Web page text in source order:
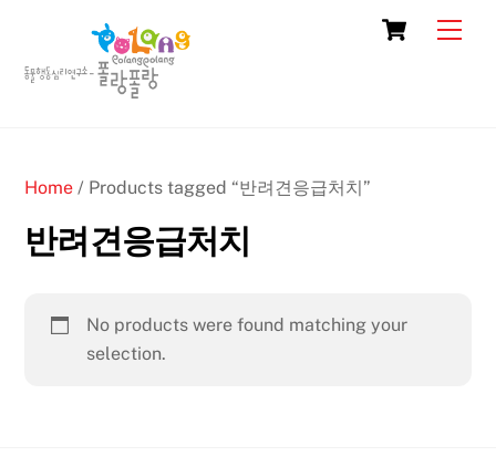
content
Cart
Home / Products tagged “반려견응급처치”
반려견응급처치
No products were found matching your
selection.